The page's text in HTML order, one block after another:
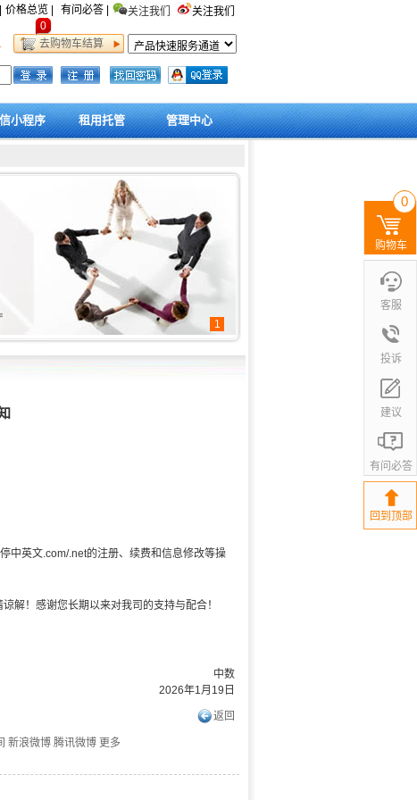
价格总览 | 有问必答 | 关注我们 关注我们
去购物车结算
0
小程序 租用托管 管理中心
1
中英文.com/.net的注册、续费和信息修改等操
解！感谢您长期以来对我司的支持与配合！
中数
2026年1月19日
返回
新浪微博 腾讯微博 更多
购物车
0
客服
投诉
建议
有问必答
回到顶部